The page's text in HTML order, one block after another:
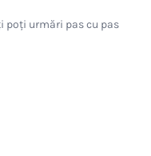
poți urmări pas cu pas